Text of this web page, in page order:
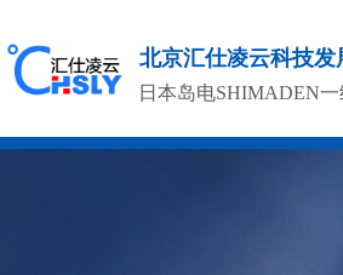
北京汇仕凌云科技发
日本岛电SHIMADEN